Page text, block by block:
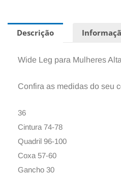
Descrição
Wide Leg para Mulheres
Confira as medidas do seu
36
Cintura 74-78
Quadril 96-100
Coxa 57-60
Gancho 30